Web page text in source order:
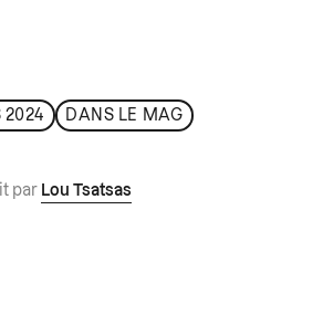
2024 DANS LE MAG
par Lou Tsatsas